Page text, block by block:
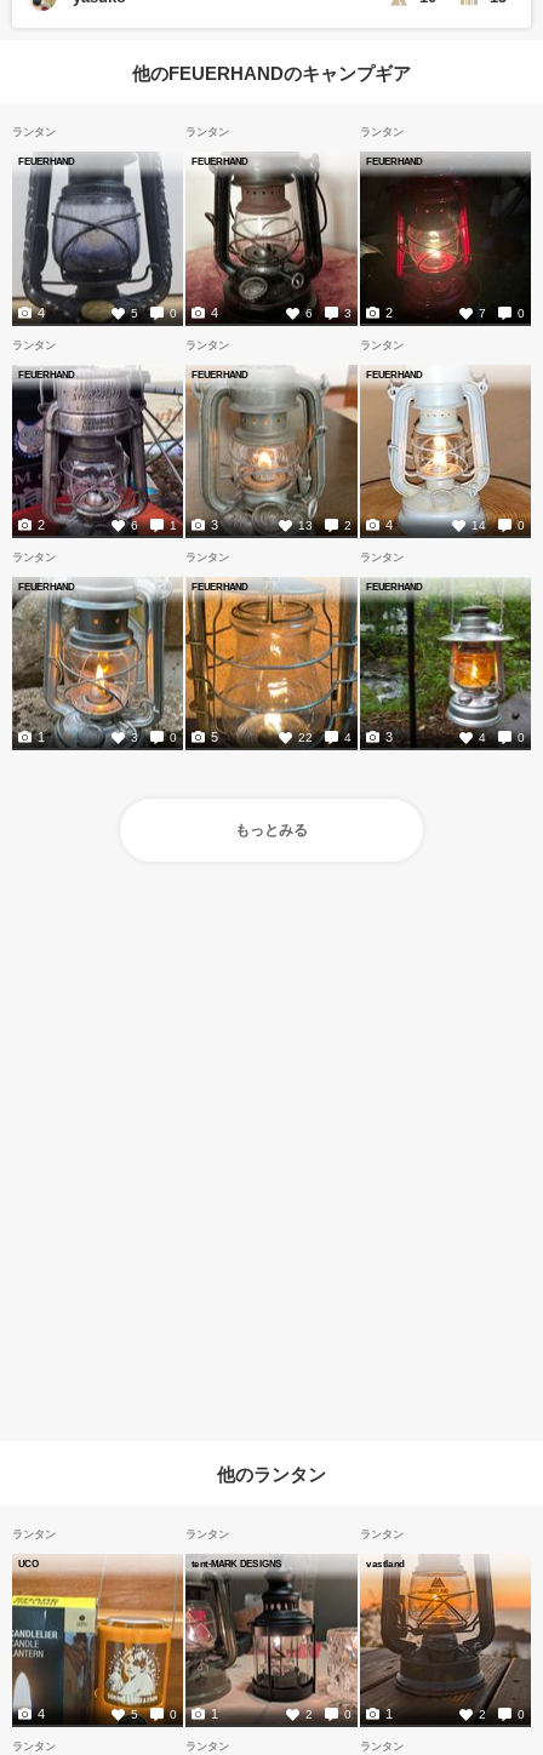
他のFEUERHANDのキャンプギア
ランタン
FEUERHAND
5 0
4
ランタン
FEUERHAND
6 3
4
ランタン
FEUERHAND
7 0
2
ランタン
FEUERHAND
6 1
2
ランタン
FEUERHAND
13 2
3
ランタン
FEUERHAND
14 0
4
ランタン
FEUERHAND
3 0
1
ランタン
FEUERHAND
22 4
5
ランタン
FEUERHAND
4 0
3
もっとみる
他のランタン
ランタン
UCO
5 0
4
ランタン
tent-MARK DESIGNS
2 0
1
ランタン
vastland
2 0
1
ランタン ランタン ランタン